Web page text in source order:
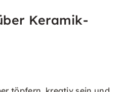
Keramik-